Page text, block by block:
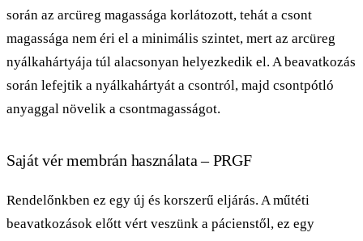
során az arcüreg magassága korlátozott, tehát a csont
magassága nem éri el a minimális szintet, mert az arcüreg
nyálkahártyája túl alacsonyan helyezkedik el. A beavatkozás
során lefejtik a nyálkahártyát a csontról, majd csontpótló
anyaggal növelik a csontmagasságot.
Saját vér membrán használata – PRGF
Rendelőnkben ez egy új és korszerű eljárás. A műtéti
beavatkozások előtt vért veszünk a pácienstől, ez egy